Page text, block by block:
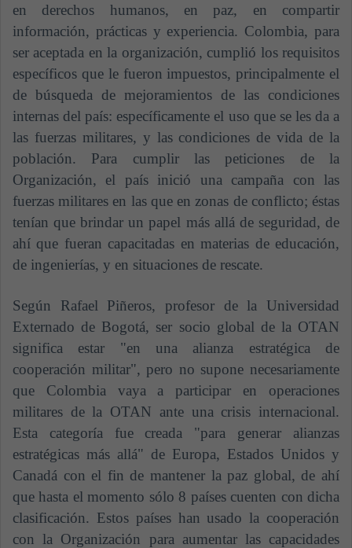
en derechos humanos, en paz, en compartir
información, prácticas y experiencia. Colombia, para
ser aceptada en la organización, cumplió los requisitos
específicos que le fueron impuestos, principalmente el
de búsqueda de mejoramientos de las condiciones
internas del país: específicamente el uso que se les da a
las fuerzas militares, y las condiciones de vida de la
población. Para cumplir las peticiones de la
Organización, el país inició una campaña con las
fuerzas militares en las que en zonas de conflicto; éstas
tenían que brindar un papel más allá de seguridad, de
ahí que fueran capacitadas en materias de educación,
de ingenierías, y en situaciones de rescate.
Según Rafael Piñeros, profesor de la Universidad
Externado de Bogotá, ser socio global de la OTAN
significa estar "en una alianza estratégica de
cooperación militar", pero no supone necesariamente
que Colombia vaya a participar en operaciones
militares de la OTAN ante una crisis internacional.
Esta categoría fue creada "para generar alianzas
estratégicas más allá" de Europa, Estados Unidos y
Canadá con el fin de mantener la paz global, de ahí
que hasta el momento sólo 8 países cuenten con dicha
clasificación. Estos países han usado la cooperación
con la Organización para aumentar las capacidades